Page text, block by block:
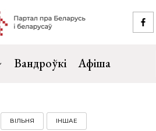
Вандроўкі Афіша
ВІЛЬНЯ ІНШАЕ